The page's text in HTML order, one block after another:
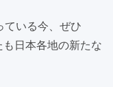
ている今、ぜひ
も日本各地の新たな